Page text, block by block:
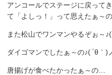
アンコールでステージに戻って
て「よしっ！」って思えたぁ～
また松山でワンマンやるぞぉ～♪(
ダイゴマンでしたぁ～の♪( ´θ｀)
唐揚げが食べたかったぁ～の…